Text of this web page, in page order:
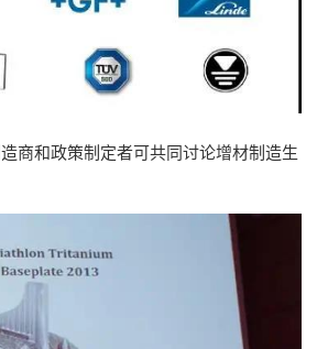
商和政策制定者可共同讨论增材制造生